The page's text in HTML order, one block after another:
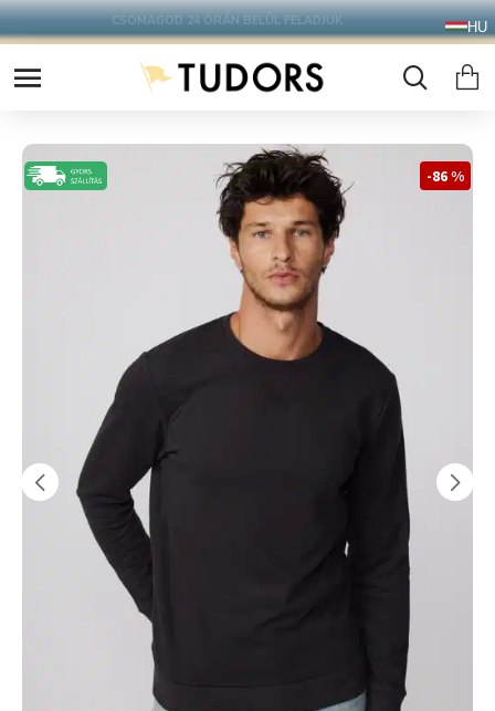
10.000 Ft FELETT INGYENES SZÁLLÍTÁS
FOXPOST CSOMAGAUTOMATÁBA !
HU
-86 %